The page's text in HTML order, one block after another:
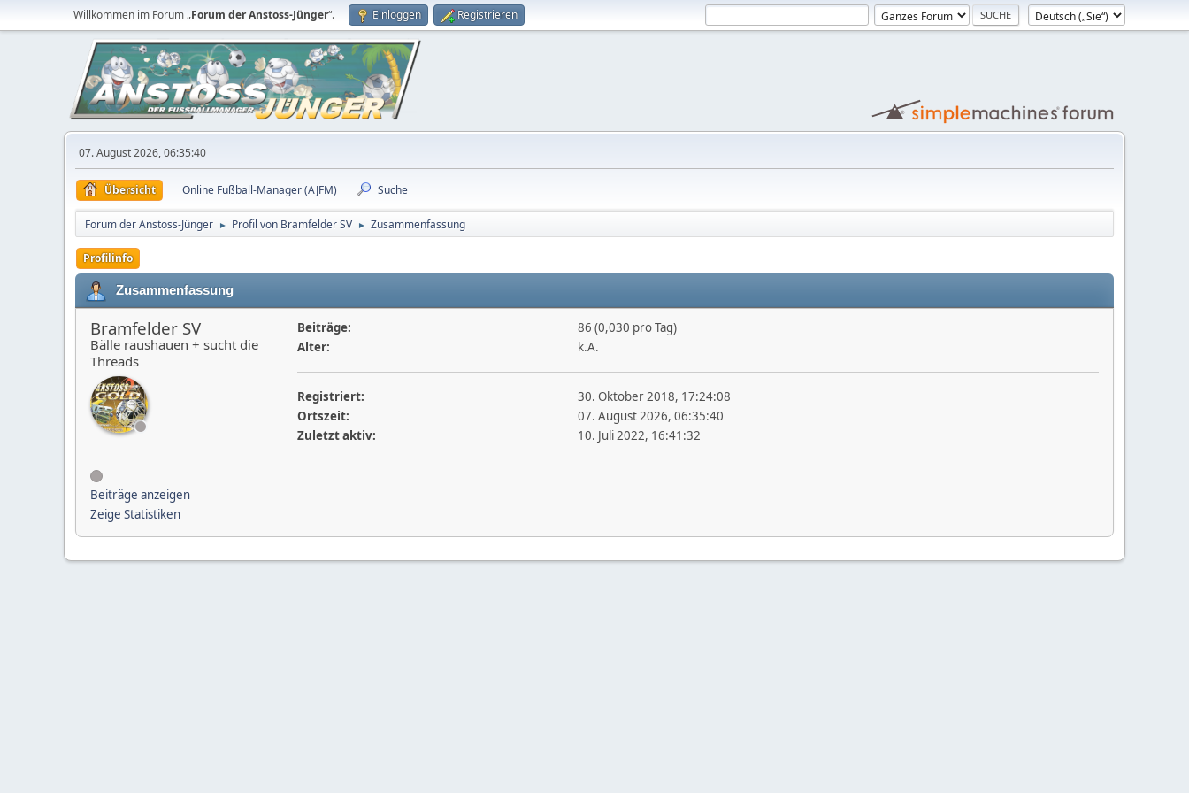
Willkommen im Forum „Forum der Anstoss-Jünger“. Einloggen Registrieren
07. August 2026, 06:35:40
Übersicht Online Fußball-Manager (AJFM) Suche
Forum der Anstoss-Jünger ► Profil von Bramfelder SV ► Zusammenfassung
Profilinfo
Zusammenfassung
Bramfelder SV
Bälle raushauen + sucht die
Threads
Beiträge anzeigen
Zeige Statistiken
Beiträge:
86 (0,030 pro Tag)
Alter:
k.A.
Registriert:
30. Oktober 2018, 17:24:08
Ortszeit:
07. August 2026, 06:35:40
Zuletzt aktiv:
10. Juli 2022, 16:41:32